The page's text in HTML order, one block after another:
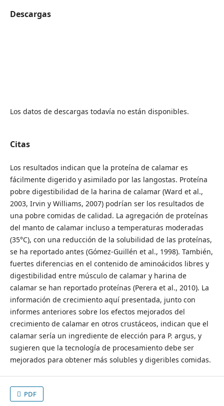
Descargas
Los datos de descargas todavía no están disponibles.
Citas
Los resultados indican que la proteína de calamar es
fácilmente digerido y asimilado por las langostas. Proteína
pobre digestibilidad de la harina de calamar (Ward et al.,
2003, Irvin y Williams, 2007) podrían ser los resultados de
una pobre comidas de calidad. La agregación de proteínas
del manto de calamar incluso a temperaturas moderadas
(35°C), con una reducción de la solubilidad de las proteínas,
se ha reportado antes (Gómez-Guillén et al., 1998). También,
fuertes diferencias en el contenido de aminoácidos libres y
digestibilidad entre músculo de calamar y harina de
calamar se han reportado proteínas (Perera et al., 2010). La
información de crecimiento aquí presentada, junto con
informes anteriores sobre los efectos mejorados del
crecimiento de calamar en otros crustáceos, indican que el
calamar sería un ingrediente de elección para P. argus, y
sugieren que la tecnología de procesamiento debe ser
mejorados para obtener más solubles y digeribles comidas.
PDF